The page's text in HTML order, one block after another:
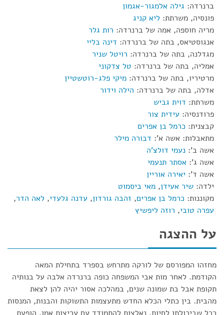
ברנרדה: גילה אלמגור-אגמון
פונסיה, משרתת: ליא קניג
מריה חוספה, אמה של ברנרדה: רות גלר
אנגוסטיאס, בתה של ברנרדה: דינה בליי
מגדלנה, בתה של ברנרדה: רויטל שניר
אמליה, בתה של ברנרדה: טל צדקוני
מרטיריו, בתה של ברנרדה: מיקי פלג-רוטשטיין
אדלה, בתה של ברנרדה: הילה וידור
משרתת: דוית גביש
פרודנסיה: עידית צור
קבצנית: כרמל בן אפרים
מתאבלות: אשה א': דבורה מילר
אשה ב': נעמי דולצ'ה
אשה ג': אסתר תנעמי
אשה ד': יאירה אוריין
ילדה: שיר אעידן, מאי ביסמוט
מקוננות: כרמל בן אפרים, זהבה גורדון, עדנה גלעדי, לאה הדר,
עפרה טובי, רוזה ליפשיץ
על ההצגה
מחזהו המפורסם של לורקה מתרחש בספרד בתחילת המאה
הקודמת. לאחר מות אבי המשפחה כופה ברנרדה אלבה על בנותיה
תקופת אבל בת שמונה שנים, במהלכה אסור יהיה להן לצאת
מהבית. בין כתלי הכלא החדש מתעצמות התשוקות והבנות, המנסות